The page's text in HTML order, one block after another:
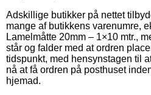
Adskillige butikker på nettet
mange af butikkens varenumre,
Lamelmåtte 20mm – 1×10 mtr.,
står og falder med at ordren
tidspunkt, med hensynstagen til
nå at få ordren på posthuset
hjemad.